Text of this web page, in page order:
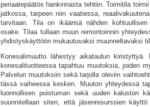
periaatepäätös hankinnasta tehtiin. Toimitila
jatkossa, tarpeen niin vaatiessa,
tarvitaan. Tila on ikäänsä nähden kohtuullisen
osake. Tilaa tullaan muun remontoinnin
yhdistyskäyttöön mukautuvaksi muunneltavaksi
Konesalimuutto lähestyy aikataulun kiristyttyä.
konesalituotteessa tapahtuu muutoksia, joiden
Palvelun muutoksiin sekä tarjolla oleviin
tässä vaiheessa kesken. Muuton yhteydessä
luonnollisen poistuman sekä uuden kaluston
suunnitellaan siten, että jäsenresurssien